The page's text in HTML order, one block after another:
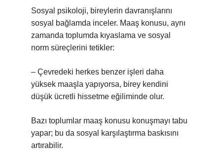
Sosyal psikoloji, bireylerin davranışlarını
sosyal bağlamda inceler. Maaş konusu, aynı
zamanda toplumda kıyaslama ve sosyal
norm süreçlerini tetikler:
– Çevredeki herkes benzer işleri daha
yüksek maaşla yapıyorsa, birey kendini
düşük ücretli hissetme eğiliminde olur.
Bazı toplumlar maaş konusu konuşmayı tabu
yapar; bu da sosyal karşılaştırma baskısını
artırabilir.